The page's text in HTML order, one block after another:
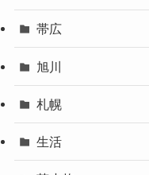
帯広
旭川
札幌
生活